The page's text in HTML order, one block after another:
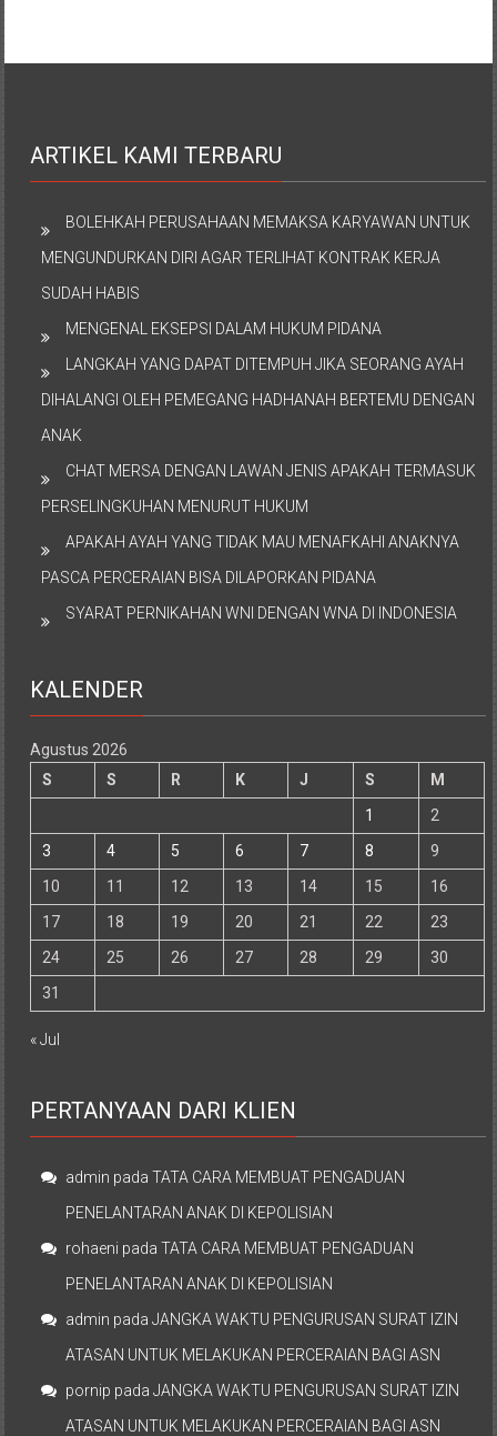
ARTIKEL KAMI TERBARU
BOLEHKAH PERUSAHAAN MEMAKSA KARYAWAN UNTUK
MENGUNDURKAN DIRI AGAR TERLIHAT KONTRAK KERJA
SUDAH HABIS
MENGENAL EKSEPSI DALAM HUKUM PIDANA
LANGKAH YANG DAPAT DITEMPUH JIKA SEORANG AYAH
DIHALANGI OLEH PEMEGANG HADHANAH BERTEMU DENGAN
ANAK
CHAT MERSA DENGAN LAWAN JENIS APAKAH TERMASUK
PERSELINGKUHAN MENURUT HUKUM
APAKAH AYAH YANG TIDAK MAU MENAFKAHI ANAKNYA
PASCA PERCERAIAN BISA DILAPORKAN PIDANA
SYARAT PERNIKAHAN WNI DENGAN WNA DI INDONESIA
KALENDER
Agustus 2026
S
S R K J S
M
1
2
3
4 5 6 7 8
9
10
11 12 13 14 15
16
17
18 19 20 21 22
23
24
25 26 27 28 29
30
31
« Jul
PERTANYAAN DARI KLIEN
admin padaTATA CARA MEMBUAT PENGADUAN
PENELANTARAN ANAK DI KEPOLISIAN
rohaeni padaTATA CARA MEMBUAT PENGADUAN
PENELANTARAN ANAK DI KEPOLISIAN
admin padaJANGKA WAKTU PENGURUSAN SURAT IZIN
ATASAN UNTUK MELAKUKAN PERCERAIAN BAGI ASN
pornip padaJANGKA WAKTU PENGURUSAN SURAT IZIN
ATASAN UNTUK MELAKUKAN PERCERAIAN BAGI ASN